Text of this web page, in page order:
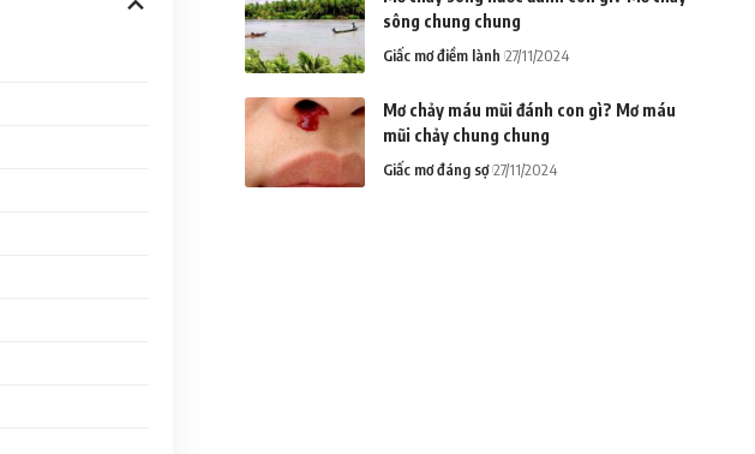
sông chung chung
Giấc mơ điềm lành 27/11/2024
Mơ chảy máu mũi đánh con gì? Mơ máu
mũi chảy chung chung
Giấc mơ đáng sợ 27/11/2024